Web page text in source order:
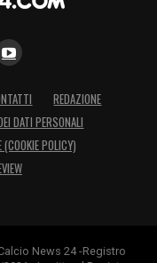
REDAZIONE
DATI PERSONALI
POLICY)
News 24 -Registro